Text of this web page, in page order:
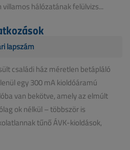
hálózatának felülvizs...
lapszám
családi ház méretlen betápláló
egy 300 mA kioldóáramú
van bekötve, amely az elmúlt
ok nélkül – többször is
tűnő ÁVK-kioldások,